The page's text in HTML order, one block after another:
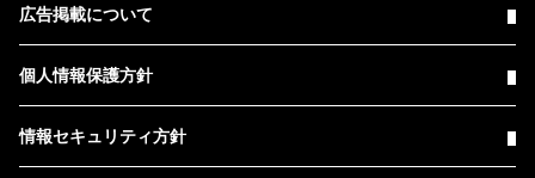
広告掲載について
個人情報保護方針
情報セキュリティ方針